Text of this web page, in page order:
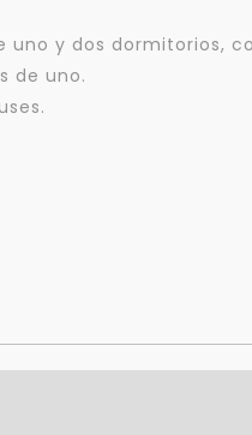
uno y dos dormitorios,
de uno.
Déjanos tus datos